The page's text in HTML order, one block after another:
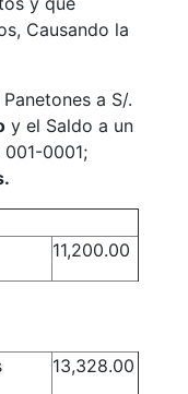
Causando la
a S/.
y el Saldo a un
0001;
11,200.00
13,328.00